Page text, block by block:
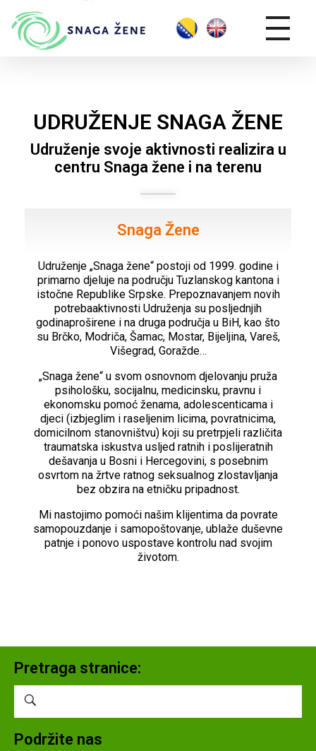
UDRUŽENJE SNAGA ŽENE
Udruženje svoje aktivnosti realizira u
centru Snaga žene i na terenu
Snaga Žene
Udruženje „Snaga žene“ postoji od 1999. godine i
primarno djeluje na području Tuzlanskog kantona i
istočne Republike Srpske. Prepoznavanjem novih
potrebaaktivnosti Udruženja su posljednjih
godinaproširene i na druga područja u BiH, kao što
su Brčko, Modriča, Šamac, Mostar, Bijeljina, Vareš,
Višegrad, Goražde…
„Snaga žene“ u svom osnovnom djelovanju pruža
psihološku, socijalnu, medicinsku, pravnu i
ekonomsku pomoć ženama, adolescenticama i
djeci (izbjeglim i raseljenim licima, povratnicima,
domicilnom stanovništvu) koji su pretrpjeli različita
traumatska iskustva usljed ratnih i poslijeratnih
dešavanja u Bosni i Hercegovini, s posebnim
osvrtom na žrtve ratnog seksualnog zlostavljanja
bez obzira na etničku pripadnost.
Mi nastojimo pomoći našim klijentima da povrate
samopouzdanje i samopoštovanje, ublaže duševne
patnje i ponovo uspostave kontrolu nad svojim
životom.
Pretraga stranice:
Podržite nas